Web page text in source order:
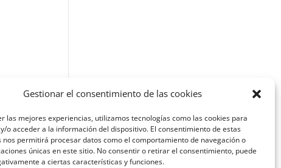
Gestionar el consentimiento de las cookies
las mejores experiencias, utilizamos tecnologías como las cookies para
o acceder a la información del dispositivo. El consentimiento de estas
nos permitirá procesar datos como el comportamiento de navegación o
únicas en este sitio. No consentir o retirar el consentimiento, puede
a ciertas características y funciones.